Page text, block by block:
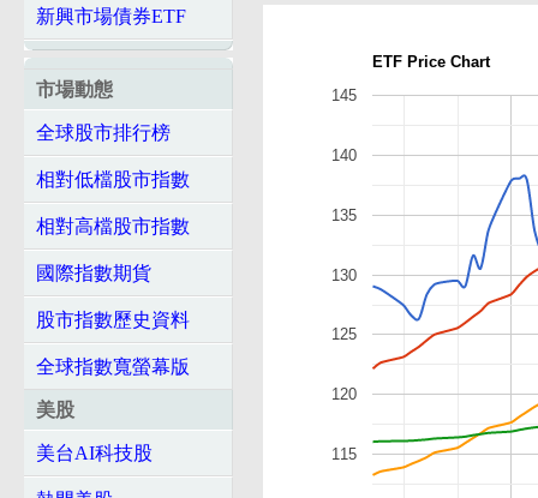
新興市場債券ETF
市場動態
全球股市排行榜
相對低檔股市指數
相對高檔股市指數
國際指數期貨
股市指數歷史資料
全球指數寬螢幕版
美股
美台AI科技股
ETF Price Chart
115
120
125
130
135
140
145